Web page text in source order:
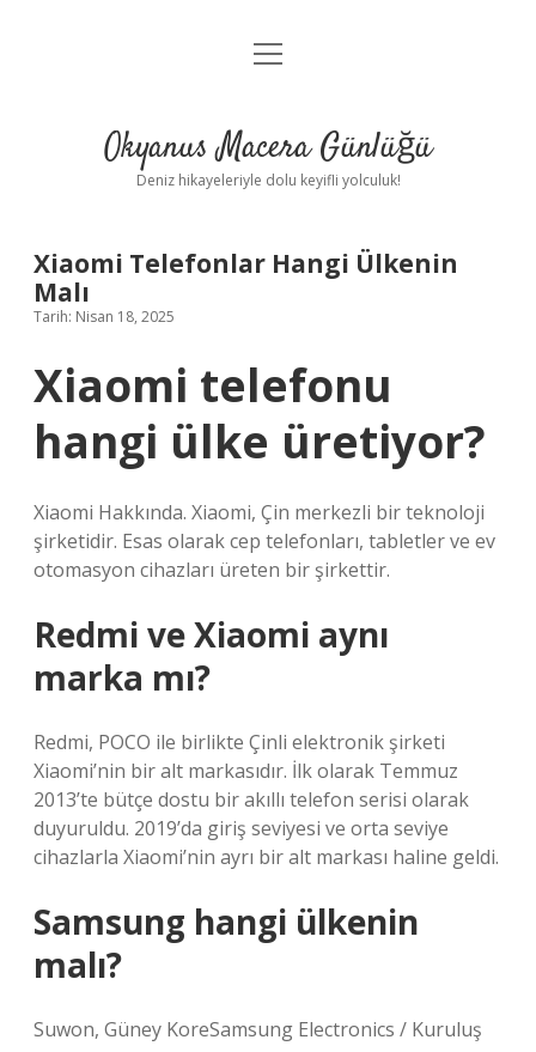
Anasayfa
Yasal Uyarı
menüyü
Okyanus Macera Günlüğü
Deniz hikayeleriyle dolu keyifli yolculuk!
Xiaomi Telefonlar Hangi Ülkenin
Malı
Tarih: Nisan 18, 2025
Xiaomi telefonu
hangi ülke üretiyor?
Xiaomi Hakkında. Xiaomi, Çin merkezli bir teknoloji
şirketidir. Esas olarak cep telefonları, tabletler ve ev
otomasyon cihazları üreten bir şirkettir.
Redmi ve Xiaomi aynı
marka mı?
Redmi, POCO ile birlikte Çinli elektronik şirketi
Xiaomi’nin bir alt markasıdır. İlk olarak Temmuz
2013’te bütçe dostu bir akıllı telefon serisi olarak
duyuruldu. 2019’da giriş seviyesi ve orta seviye
cihazlarla Xiaomi’nin ayrı bir alt markası haline geldi.
Samsung hangi ülkenin
malı?
Suwon, Güney KoreSamsung Electronics / Kuruluş